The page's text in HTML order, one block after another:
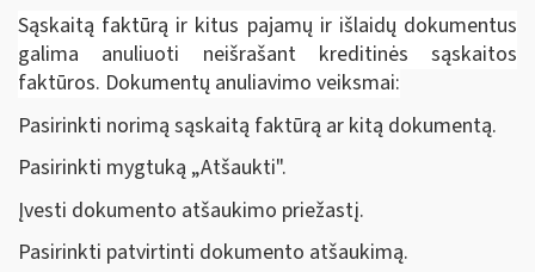
Sąskaitą faktūrą ir kitus pajamų ir išlaidų dokumentus
galima anuliuoti neišrašant kreditinės sąskaitos
faktūros. Dokumentų anuliavimo veiksmai:
Pasirinkti norimą sąskaitą faktūrą ar kitą dokumentą.
Pasirinkti mygtuką „Atšaukti".
Įvesti dokumento atšaukimo priežastį.
Pasirinkti patvirtinti dokumento atšaukimą.